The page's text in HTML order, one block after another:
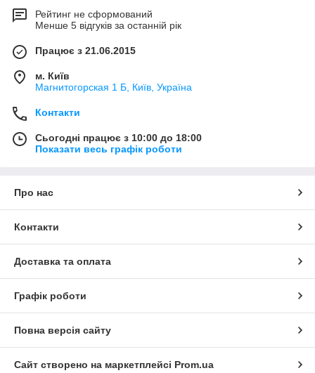
Рейтинг не сформований
Менше 5 відгуків за останній рік
Працює з 21.06.2015
м. Київ
Магнитогорская 1 Б, Київ, Україна
Контакти
Сьогодні працює з 10:00 до 18:00
Показати весь графік роботи
Про нас
Контакти
Доставка та оплата
Графік роботи
Повна версія сайту
Сайт створено на маркетплейсі Prom.ua